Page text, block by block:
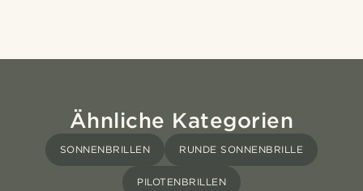
Ähnliche Kategorien
SONNENBRILLEN RUNDE SONNENBRILLE
PILOTENBRILLEN